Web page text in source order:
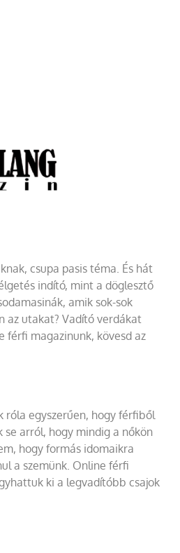
csupa pasis téma. És hát
indító, mint a döglesztő
amik sok-sok
az utakat? Vadító verdákat
férfi magazinunk, kövesd az
róla egyszerűen, hogy férfiből
arról, hogy mindig a nőkön
hogy formás idomaikra
a szemünk. Online férfi
ki a legvadítóbb csajok